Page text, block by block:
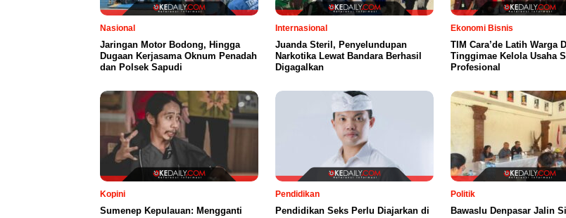
Nasional
Jaringan Motor Bodong, Hingga
Dugaan Kerjasama Oknum Penadah
dan Polsek Sapudi
Internasional
Juanda Steril, Penyelundupan
Narkotika Lewat Bandara Berhasil
Digagalkan
Ekonomi Bisnis
TIM Cara’de Latih Warga
Tinggimae Kelola Usaha
Profesional
Kopini
Sumenep Kepulauan: Mengganti
Pendidikan
Pendidikan Seks Perlu Diajarkan di
Politik
Bawaslu Denpasar Jalin